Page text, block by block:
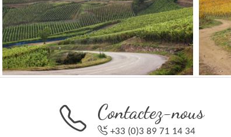
Contactez-nous
+33 (0)3 89 71 14 34